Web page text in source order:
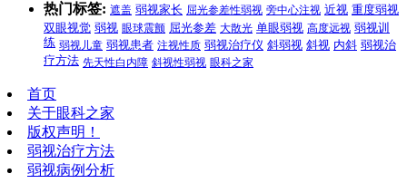
热门标签: 遮盖 弱视家长 屈光参差性弱视 旁中心注视 近视 重度弱视
双眼视觉 弱视 眼球震颤 屈光参差 大散光 单眼弱视 高度远视 弱视训
练 弱视儿童 弱视患者 注视性质 弱视治疗仪 斜弱视 斜视 内斜 弱视治
疗方法 先天性白内障 斜视性弱视 眼科之家
首页
关于眼科之家
版权声明！
弱视治疗方法
弱视病例分析